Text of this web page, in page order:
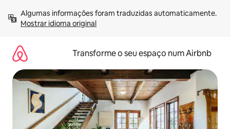
para
Mostrar idioma original
Transforme o seu espaço num Airbnb